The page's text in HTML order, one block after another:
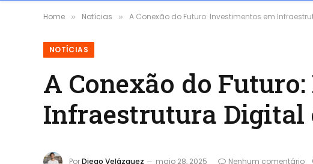
Home » Notícias » A Conexão do Futuro: Investimentos em
NOTÍCIAS
A Conexão do
Infraestrutura Digital
PorDiego Velázquez maio 28, 2025 Nenhum comentário